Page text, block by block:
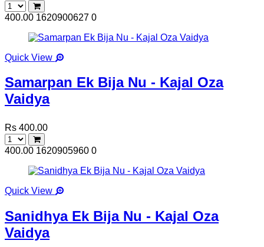
400.00 1620900627 0
Quick View
Samarpan Ek Bija Nu - Kajal Oza
Vaidya
Rs 400.00
400.00 1620905960 0
Quick View
Sanidhya Ek Bija Nu - Kajal Oza
Vaidya